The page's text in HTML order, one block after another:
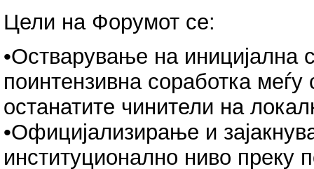
Цели на Форумот се:
•Остварување на иницијална
поинтензивна соработка
останатите чинители на
•Официјализирање и
институционално ниво